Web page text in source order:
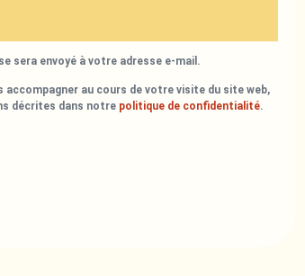
sera envoyé à votre adresse e-mail.
au cours de votre visite du site web,
décrites dans notre politique de confidentialité.